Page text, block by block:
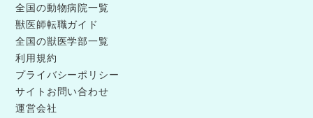
全国の動物病院一覧
獣医師転職ガイド
全国の獣医学部一覧
利用規約
プライバシーポリシー
サイトお問い合わせ
運営会社